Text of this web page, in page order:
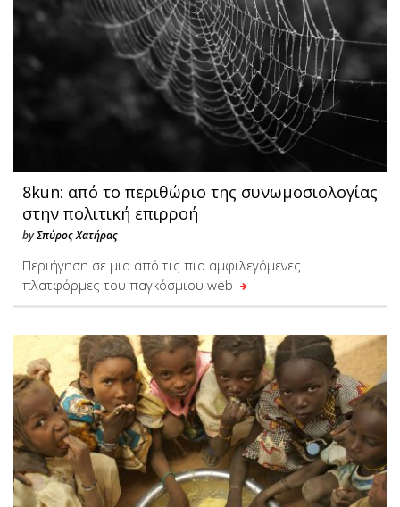
8kun: από το περιθώριο της συνωμοσιολογίας
στην πολιτική επιρροή
byΣπύρος Χατήρας
Περιήγηση σε μια από τις πιο αμφιλεγόμενες
πλατφόρμες του παγκόσμιου web